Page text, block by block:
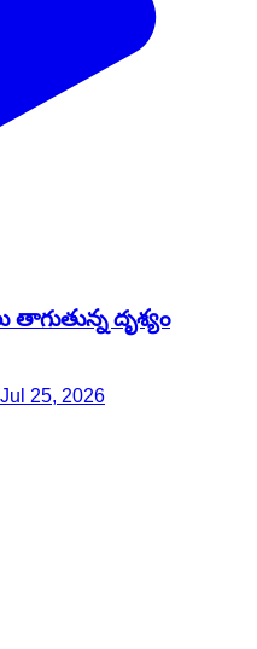
దృశ్యం
25, 2026